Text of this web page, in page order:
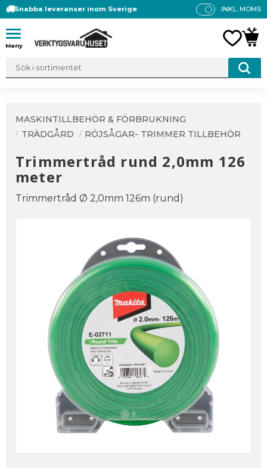
Meny
Snabba leveranser inom Sverige
P
S
INKL. MOMS
MASKINTILLBEHÖR & FÖRBRUKNING
TRÄDGÅRD
RÖJSÅGAR- TRIMMER TILLBEHÖR
Trimmertråd rund 2,0mm 126
meter
Trimmertråd Ø 2,0mm 126m (rund)